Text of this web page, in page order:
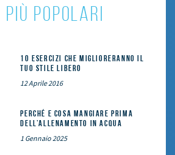
più popolari
10 esercizi che miglioreranno il
tuo stile libero
12 Aprile 2016
Perché e cosa mangiare prima
dell’allenamento in acqua
1 Gennaio 2025